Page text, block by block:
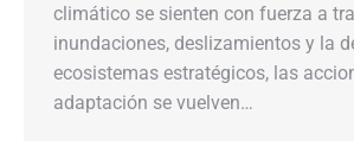
climático se sienten con fuerza a
inundaciones, deslizamientos y la
ecosistemas estratégicos, las
adaptación se vuelven…